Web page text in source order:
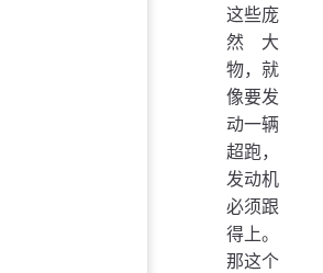
这些庞
然大
物，就
像要发
动一辆
超跑，
发动机
必须跟
得上。
那这个